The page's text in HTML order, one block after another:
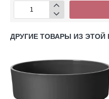
ДРУГИЕ ТОВАРЫ ИЗ ЭТОЙ